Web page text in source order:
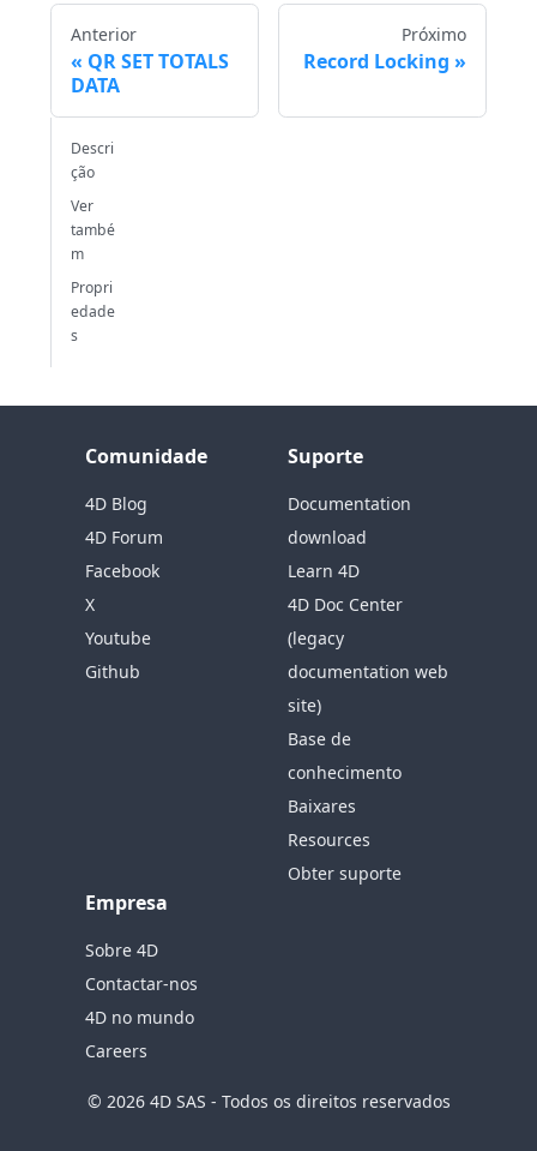
Anterior
QR SET TOTALS
DATA
Próximo
Record Locking
Descri
ção
Ver
també
m
Propri
edade
s
Comunidade
4D Blog
4D Forum
Facebook
X
Youtube
Github
Suporte
Documentation
download
Learn 4D
4D Doc Center
(legacy
documentation web
site)
Base de
conhecimento
Baixares
Resources
Obter suporte
Empresa
Sobre 4D
Contactar-nos
4D no mundo
Careers
© 2026 4D SAS - Todos os direitos reservados